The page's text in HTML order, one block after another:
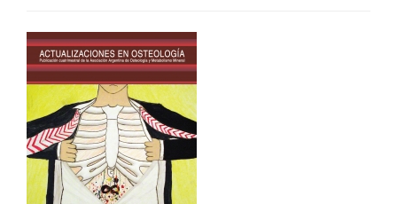
Barra
lateral
del
artículo